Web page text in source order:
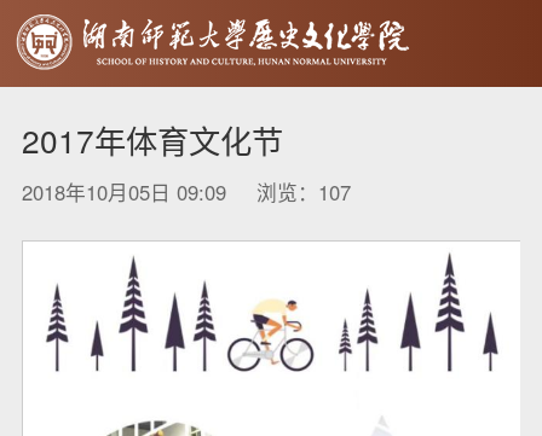
2017年体育文化节
2018年10月05日 09:09 浏览： 107